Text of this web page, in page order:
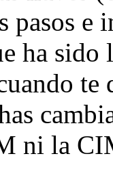
pasos
ha
te
ni la